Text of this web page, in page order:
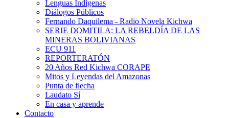
Lenguas Indígenas
Diálogos Públicos
Fernando Daquilema - Radio Novela Kichwa
SERIE DOMITILA: LA REBELDÍA DE LAS
MINERAS BOLIVIANAS
ECU 911
REPORTERATÓN
20 Años Red Kichwa CORAPE
Mitos y Leyendas del Amazonas
Punta de flecha
Laudato Sí
En casa y aprende
Contacto